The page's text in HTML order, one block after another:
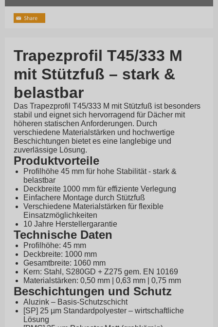
Trapezprofil T45/333 M
mit Stützfuß – stark &
belastbar
Das Trapezprofil T45/333 M mit Stützfuß ist besonders
stabil und eignet sich hervorragend für Dächer mit
höheren statischen Anforderungen. Durch
verschiedene Materialstärken und hochwertige
Beschichtungen bietet es eine langlebige und
zuverlässige Lösung.
Produktvorteile
Profilhöhe 45 mm für hohe Stabilität - stark &
belastbar
Deckbreite 1000 mm für effiziente Verlegung
Einfachere Montage durch Stützfuß
Verschiedene Materialstärken für flexible
Einsatzmöglichkeiten
10 Jahre Herstellergarantie
Technische Daten
Profilhöhe: 45 mm
Deckbreite: 1000 mm
Gesamtbreite: 1060 mm
Kern: Stahl, S280GD + Z275 gem. EN 10169
Materialstärken: 0,50 mm | 0,63 mm | 0,75 mm
Beschichtungen und Schutz
Aluzink – Basis-Schutzschicht
[SP] 25 µm Standardpolyester – wirtschaftliche
Lösung